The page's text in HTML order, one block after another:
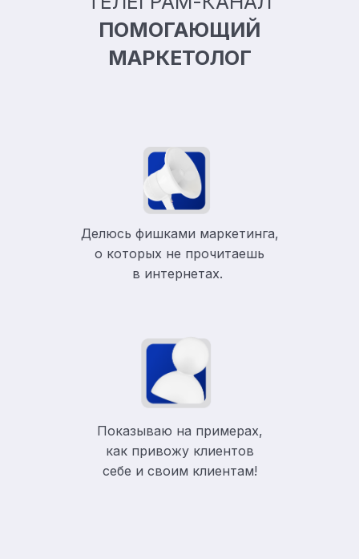
ПОМОГАЮЩИЙ
МАРКЕТОЛОГ
Делюсь фишками маркетинга,
о которых не прочитаешь
в интернетах.
Показываю на примерах,
как привожу клиентов
себе и своим клиентам!